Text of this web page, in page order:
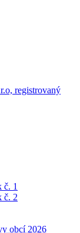
registrovaný
č. 1
č. 2
obcí 2026